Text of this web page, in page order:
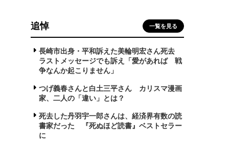
追悼 一覧を見る
長崎市出身・平和訴えた美輪明宏さん死去
ラストメッセージでも訴え「愛があれば 戦
争なんか起こりません」
つげ義春さんと白土三平さん カリスマ漫画
家、二人の「違い」とは？
死去した丹羽宇一郎さんは、経済界有数の読
書家だった 『死ぬほど読書』ベストセラー
に